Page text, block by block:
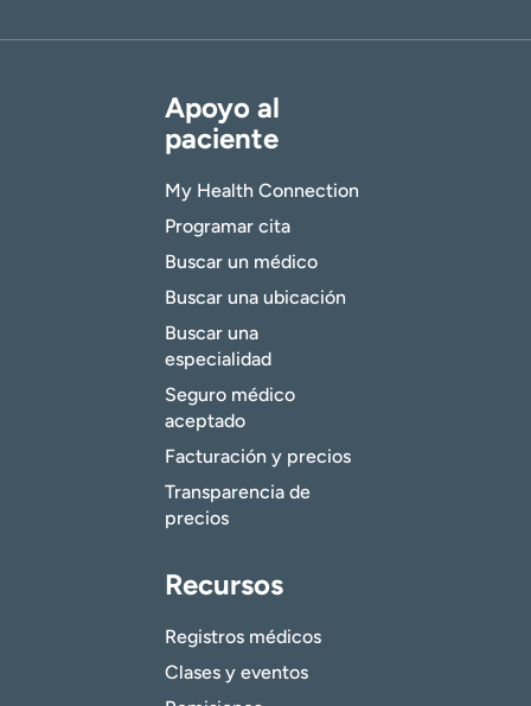
Apoyo al
paciente
My Health Connection
Programar cita
Buscar un médico
Buscar una ubicación
Buscar una
especialidad
Seguro médico
aceptado
Facturación y precios
Transparencia de
precios
Recursos
Registros médicos
Clases y eventos